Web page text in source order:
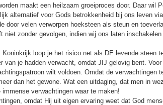
maakt een heilzaam groeiproces door. Daar wil
alternatief voor Gods betrokkenheid bij ons leven
door velen verworpen hoeksteen als steun en
zonder gevolgen, indien wij ons laten
loop je het risico net als DE levende steen
je hadden verwacht, omdat JIJ gelovig bent.
wilt voldoen. Omdat de verwachtingen
dan het gewone. Wat een uitdaging, dat men in
verwachtingen waar te maken!
omdat Hij uit eigen ervaring weet dat God